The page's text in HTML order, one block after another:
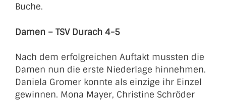
Buche.
Damen – TSV Durach 4-5
Nach dem erfolgreichen Auftakt mussten die
Damen nun die erste Niederlage hinnehmen.
Daniela Gromer konnte als einzige ihr Einzel
gewinnen. Mona Mayer, Christine Schröder